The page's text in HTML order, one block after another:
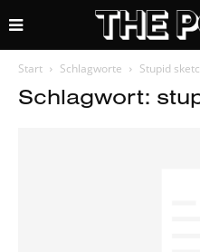
Start Schlagworte Stupid
Schlagwort: